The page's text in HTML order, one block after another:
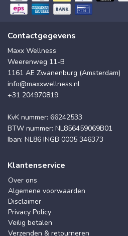
Contactgegevens
Maxx Wellness
Weerenweg 11-B
1161 AE Zwanenburg (Amsterdam)
info@maxxwellness.nl
+31 204970819
KvK nummer: 66242533
BTW nummer: NL856459069B01
Iban: NL86 INGB 0005 346373
Klantenservice
Over ons
Algemene voorwaarden
Disclaimer
Privacy Policy
Veilig betalen
Verzenden & retourneren